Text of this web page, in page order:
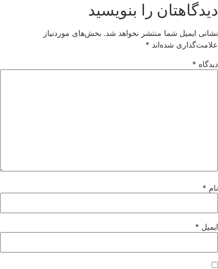
دیدگاهتان را بنویسید
نشانی ایمیل شما منتشر نخواهد شد. بخش‌های موردنیاز
علامت‌گذاری شده‌اند *
دیدگاه *
نام *
ایمیل *